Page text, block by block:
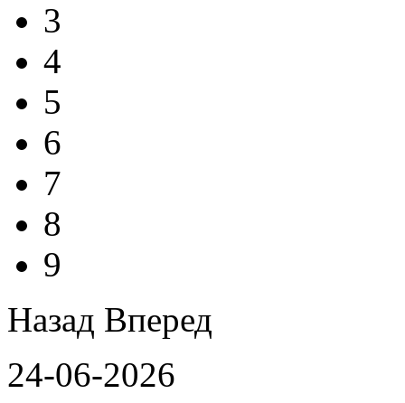
3
4
5
6
7
8
9
Назад Вперед
24-06-2026